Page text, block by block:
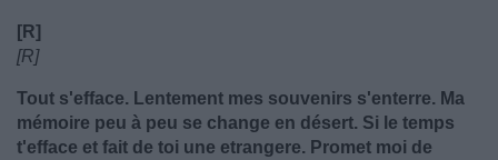
[R]
[R]
Tout s'efface. Lentement mes souvenirs s'enterre. Ma
mémoire peu à peu se change en désert. Si le temps
t'efface et fait de toi une etrangere. Promet moi de